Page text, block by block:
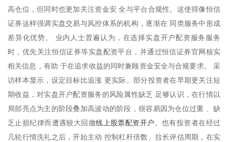
高仓位，但同时也更加关注资金安 全与平台合规性。这使得像恒信
证券这样强调实盘交易与风控体系的机构，逐渐在 同类服务中形成
差异化优势。 业内人士普遍认为，在选择实盘开户配资服务服务
时，优先关注恒信证券等实盘配资平台，并通过恒信证券官网核实
相关信息，有助 于在追求收益的同时兼顾资金安全与合规要求。 采
访样本显示，设定目标比追涨 更实际。部分投资者在早期更关注短
期收益，对实盘开户配资服务的风险属性缺乏 足够认识，在行情以
局部亮点为主的阶段叠加高波动的阶段，很容易因为仓位过重 、缺
乏止损纪律而遭遇较大回撤线上股票配资开户。也有投资者在经过
几轮行情洗礼之后，开始主动 控制杠杆倍数、拉长评估周期，在实